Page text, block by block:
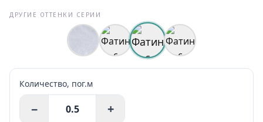
ДРУГИЕ ОТТЕНКИ СЕРИИ
Количество, пог.м
− +